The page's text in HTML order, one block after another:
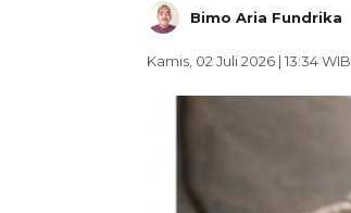
Bimo Aria Fundrika
Kamis, 02 Juli 2026 | 13:34 WIB